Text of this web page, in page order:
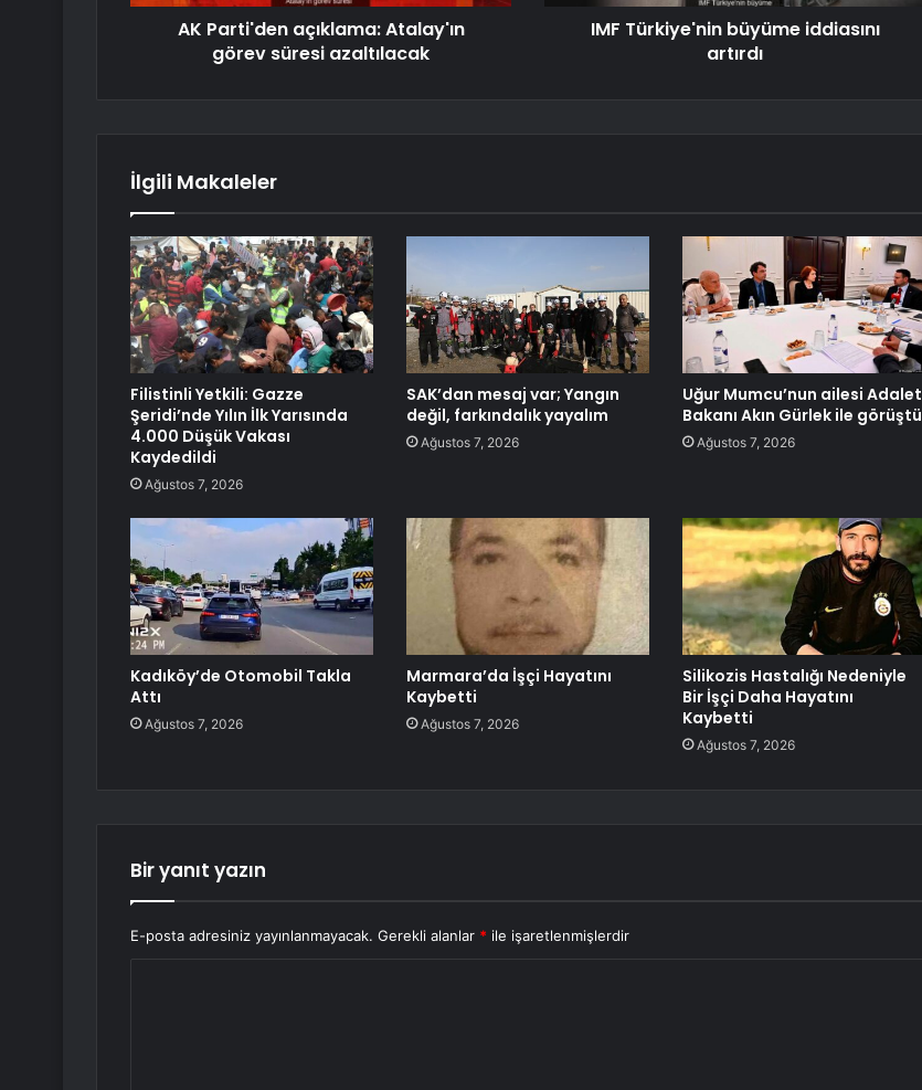
AK Parti'den açıklama: Atalay'ın
görev süresi azaltılacak
IMF Türkiye'nin büyüme iddiasını
artırdı
İlgili Makaleler
Filistinli Yetkili: Gazze
Şeridi’nde Yılın İlk Yarısında
4.000 Düşük Vakası
Kaydedildi
Ağustos 7, 2026
SAK’dan mesaj var; Yangın
değil, farkındalık yayalım
Ağustos 7, 2026
Uğur Mumcu’nun ailesi Adalet
Bakanı Akın Gürlek ile görüştü
Ağustos 7, 2026
Kadıköy’de Otomobil Takla
Attı
Ağustos 7, 2026
Marmara’da İşçi Hayatını
Kaybetti
Ağustos 7, 2026
Silikozis Hastalığı Nedeniyle
Bir İşçi Daha Hayatını
Kaybetti
Ağustos 7, 2026
Bir yanıt yazın
E-posta adresiniz yayınlanmayacak. Gerekli alanlar * ile işaretlenmişlerdir